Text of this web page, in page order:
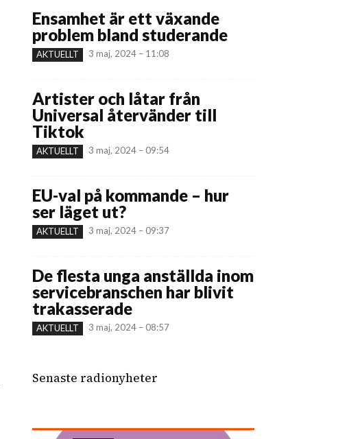
Ensamhet är ett växande
problem bland studerande
AKTUELLT 3 maj, 2024 – 11:08
Artister och låtar från
Universal återvänder till
Tiktok
AKTUELLT 3 maj, 2024 – 09:54
EU-val på kommande – hur
ser läget ut?
AKTUELLT 3 maj, 2024 – 09:37
De flesta unga anställda inom
servicebranschen har blivit
trakasserade
AKTUELLT 3 maj, 2024 – 08:57
Senaste radionyheter